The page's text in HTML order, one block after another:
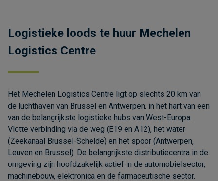
Logistieke loods te huur Mechelen
Logistics Centre
Het Mechelen Logistics Centre ligt op slechts 20 km van
de luchthaven van Brussel en Antwerpen, in het hart van een
van de belangrijkste logistieke hubs van West-Europa.
Vlotte verbinding via de weg (E19 en A12), het water
(Zeekanaal Brussel-Schelde) en het spoor (Antwerpen,
Leuven en Brussel). De belangrijkste distributiecentra in de
omgeving zijn hoofdzakelijk actief in de automobielsector,
machinebouw, elektronica en de farmaceutische sector.